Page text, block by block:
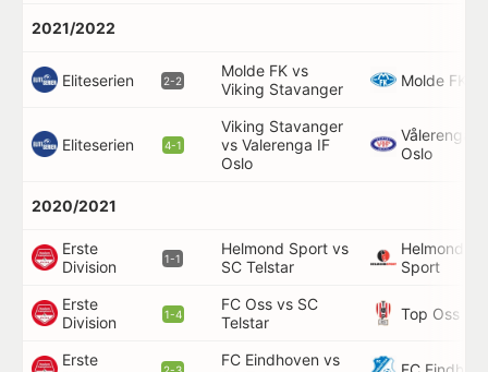
2021/2022
Eliteserien 2-2
Molde FK vs
Viking Stavanger
Molde FK
Eliteserien 4-1
Viking Stavanger
vs Valerenga IF
Oslo
Vålerenga
Oslo
2020/2021
Erste
Division
1-1
Helmond Sport vs
SC Telstar
Helmond
Sport
Erste
Division
1-4
FC Oss vs SC
Telstar
Top Oss
Erste
FC Eindhoven vs